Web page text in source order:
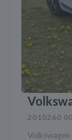
2010260